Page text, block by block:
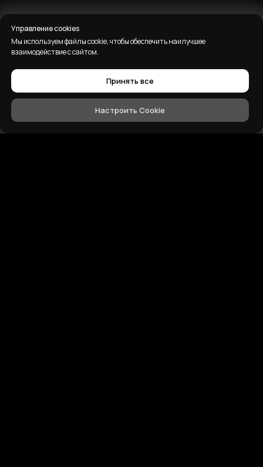
Управление cookies
Мы используем файлы cookie, чтобы обеспечить наилучшее
взаимодействие с сайтом.
Принять все
Настроить Cookie